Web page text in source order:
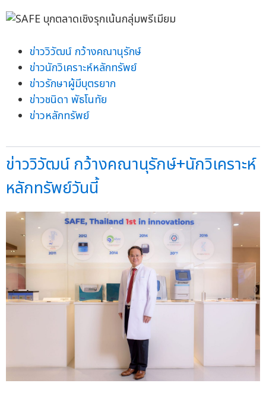
ข่าววิวัฒน์ กว้างคณานุรักษ์
ข่าวนักวิเคราะห์หลักทรัพย์
ข่าวรักษาผู้มีบุตรยาก
ข่าวชนิดา พัธโนทัย
ข่าวหลักทรัพย์
ข่าววิวัฒน์ กว้างคณานุรักษ์+นักวิเคราะห์
หลักทรัพย์วันนี้